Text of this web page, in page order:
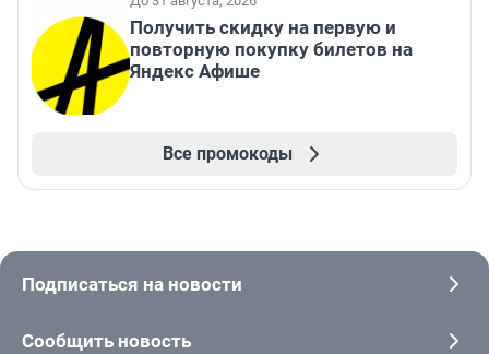
Получить скидку на первую и
повторную покупку билетов на
Яндекс Афише
Все промокоды
Подписаться на новости
Сообщить новость